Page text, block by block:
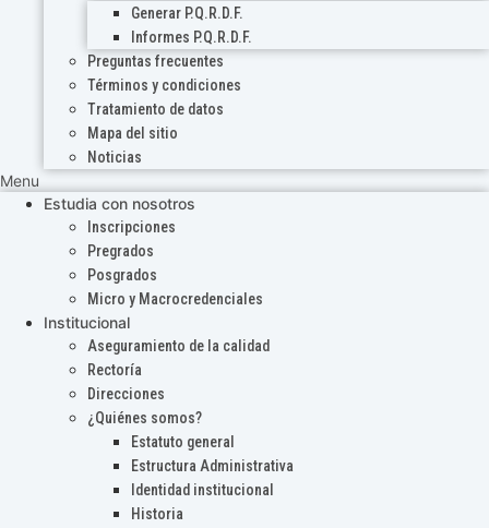
Generar P.Q.R.D.F.
Informes P.Q.R.D.F.
Preguntas frecuentes
Términos y condiciones
Tratamiento de datos
Mapa del sitio
Noticias
Menu
Estudia con nosotros
Inscripciones
Pregrados
Posgrados
Micro y Macrocredenciales
Institucional
Aseguramiento de la calidad
Rectoría
Direcciones
¿Quiénes somos?
Estatuto general
Estructura Administrativa
Identidad institucional
Historia